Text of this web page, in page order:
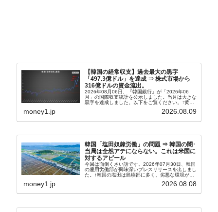
【韓国の経常収支】過去最大の黒字
「497.3億ドル」を達成 ⇒ 株式市場から
316億ドルの資金流出。
2026年08月06日、『韓国銀行』が「2026年06
月」の国際収支統計を公示しました。当月は大きな
黒字を達成しました。以下をご覧ください。↑黄色
の傾向ペンでフォーカスしているのが2026年06月
の経常収支です。2026年06月貿易収支：4...
money1.jp 2026.08.09
韓国「塩田奴隷労働」の問題 ⇒ 韓国の闇･
当局は全然アテにならない。これは米国に
対するアピール
今回は面倒くさい話です。2026年07月30日、韓国
の雇用労働部が興味深いプレスリリースを出しまし
た。↑韓国の塩田は島嶼部に多く、劣悪な環境が一
たといわれます（後述）。これは、いわゆる「塩田
money1.jp 2026.08.08